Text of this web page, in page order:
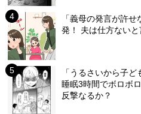
「義母の発言が許
発！ 夫は仕方ない
「うるさいから子
睡眠3時間でボロボ
反撃なるか？